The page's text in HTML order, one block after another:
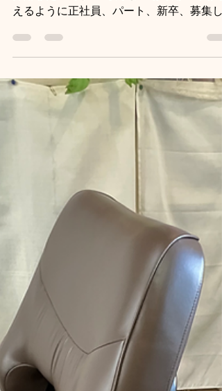
5月出産のスタッフが産休、育休に入る前
えるように正社員、パート、新卒、募集し
す！ 代表取締役 八木広樹からのメッセー
ジ ​ ヘアーズアッシュの採用サイトをご覧
ただきありがとうございます...